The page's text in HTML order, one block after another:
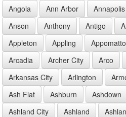
Angola
Ann Arbor Annapolis
Anson
Anthony Antigo
Appleton
Appling
Arcadia
Archer City Arco
Arkansas City
Arlington
Ash Flat
Ashburn Ashdown
Ashland City
Ashland